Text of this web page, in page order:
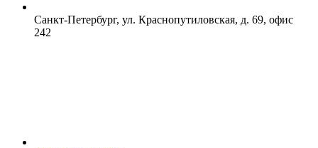
Санкт-Петербург, ул. Краснопутиловская, д. 69, офис
242